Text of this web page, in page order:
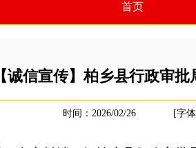
首页
【诚信宣传】柏乡县行政审
时间：2026/02/26 [字